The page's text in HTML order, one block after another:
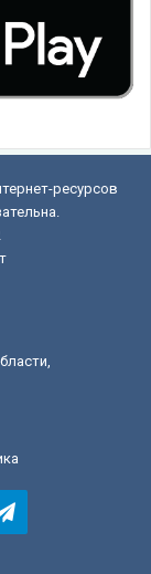
ресурсов
Telegram